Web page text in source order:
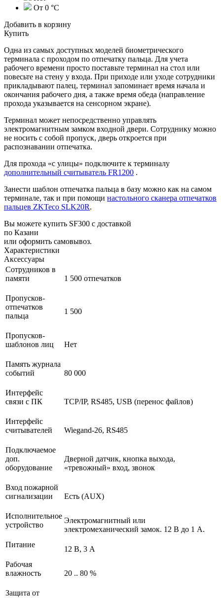
От 0 °C
Добавить в корзину
Купить
Одна из самых доступных моделей биометрического
терминала с проходом по отпечатку пальца. Для учета
рабочего времени просто поставьте терминал на стол или
повесьте на стену у входа. При приходе или уходе сотрудники
прикладывают палец, терминал запоминает время начала и
окончания рабочего дня, а также время обеда (направление
прохода указывается на сенсорном экране).
Терминал может непосредственно управлять
электромагнитным замком входной двери. Сотруднику можно
не носить с собой пропуск, дверь откроется при
распознавании отпечатка.
Для прохода «с улицы» подключите к терминалу
дополнительный считыватель FR1200 .
Занести шаблон отпечатка пальца в базу можно как на самом
терминале, так и при помощи настольного сканера отпечатков
пальцев ZKTeco SLK20R.
Вы можете купить SF300 с доставкой
по Казани
или оформить самовывоз.
Характеристики
Аксессуары
Сотрудников в
памяти
1 500 отпечатков
Пропусков-
отпечатков
пальца
1 500
Пропусков-
шаблонов лиц
Нет
Память журнала
событий
80 000
Интерфейс
связи с ПК
TCP/IP, RS485, USB (перенос файлов)
Интерфейс
считывателей
Wiegand-26, RS485
Подключаемое
доп.
оборудование
Дверной датчик, кнопка выхода,
«тревожный» вход, звонок
Вход пожарной
сигнализации
Есть (AUX)
Исполнительное
устройство
Электромагнитный или
электромеханический замок. 12 В до 1 А.
Питание
12 В, 3 А
Рабочая
влажность
20 .. 80 %
Защита от